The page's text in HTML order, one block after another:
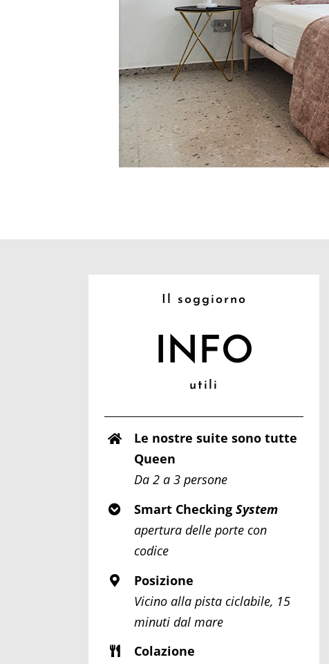
Il soggiorno
INFO
utili
Le nostre suite sono tutte
Queen
Da 2 a 3 persone
Smart CheckingSystem
apertura delle porte con
codice
Posizione
Vicino alla pista ciclabile, 15
minuti dal mare
Colazione